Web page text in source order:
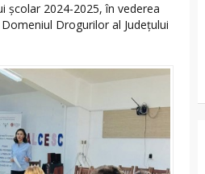
școlar 2024-2025, în vederea
Drogurilor al Județului